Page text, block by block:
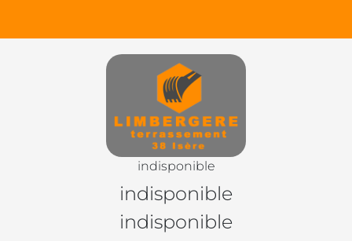
indisponible
indisponible
indisponible